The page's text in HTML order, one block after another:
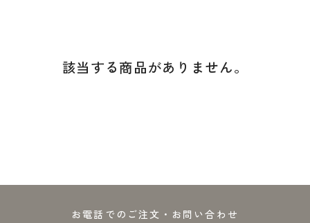
該当する商品がありません。
お電話でのご注文・お問い合わせ